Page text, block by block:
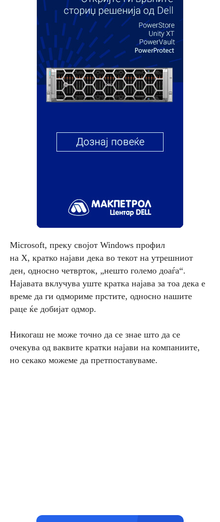
Microsoft, преку својот Windows профил
на X, кратко најави дека во текот на утрешниот
ден, односно четврток, „нешто големо доаѓа“.
Најавата вклучува уште кратка најава за тоа дека е
време да ги одмориме прстите, односно нашите
раце ќе добијат одмор.
Никогаш не може точно да се знае што да се
очекува од ваквите кратки најави на компаниите,
но секако можеме да претпоставуваме.